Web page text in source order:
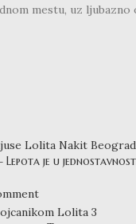
mestu, uz
Lepota je u